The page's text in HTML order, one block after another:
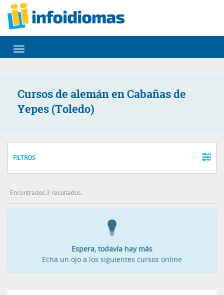
Desplegar
navegación
Cursos de alemán en Cabañas de
Yepes (Toledo)
FILTROS
Encontrados 3 resultados.
Espera, todavía hay más
Echa un ojo a los siguientes cursos online